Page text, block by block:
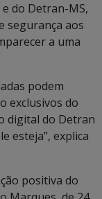
do Detran-MS,
segurança aos
a uma
podem
exclusivos do
digital do Detran
esteja”, explica
positiva do